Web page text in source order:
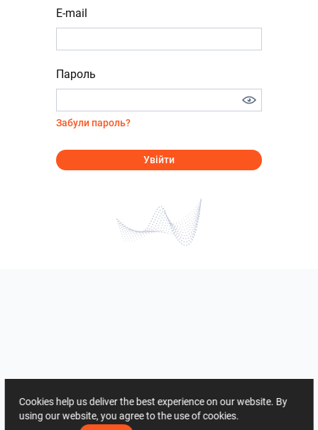
E-mail
Пароль
Забули пароль?
Увійти
Cookies help us deliver the best experience on our website. By
using our website, you agree to the use of cookies.